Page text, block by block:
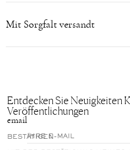
Mit Sorgfalt versandt
Entdecken Sie Neuigkeiten
Veröffentlichungen
email
BESTÄTIGEN